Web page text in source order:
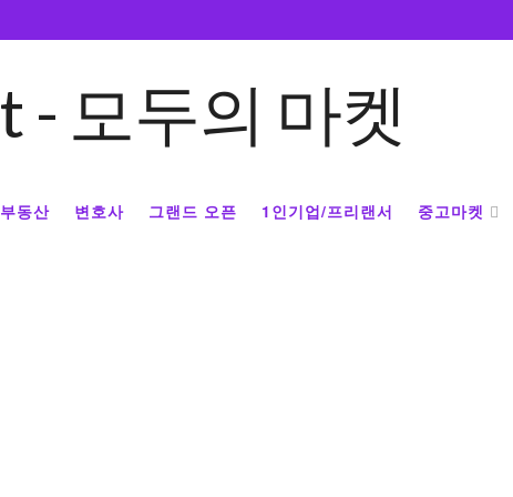
부동산 변호사 그랜드 오픈 1인기업/프리랜서 중고마켓